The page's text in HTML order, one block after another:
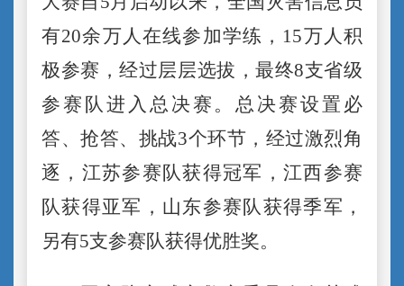
有20余万人在线参加学练， 15万人积
极参赛，经过层层选拔，最终8支省级
参赛队进入总决赛。总决赛设置必
答、抢答、挑战3个环节，经过激烈角
逐，江苏参赛队获得冠军，江西参赛
队获得亚军，山东参赛队获得季军，
另有5支参赛队获得优胜奖。